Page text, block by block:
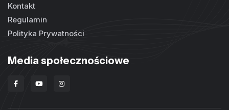
Kontakt
Regulamin
Polityka Prywatności
Media społecznościowe